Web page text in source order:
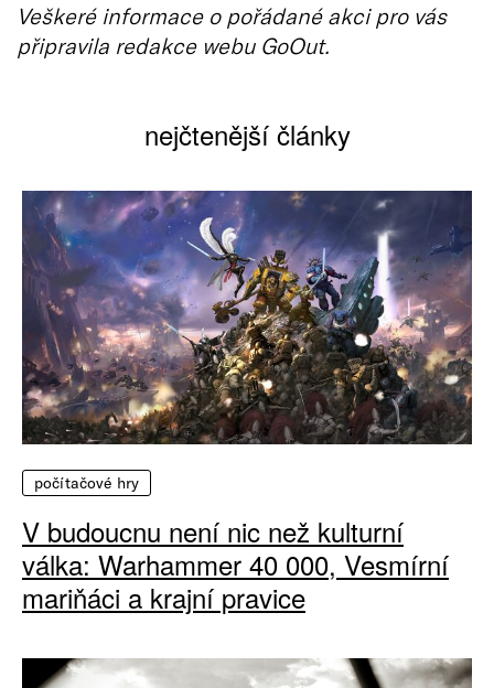
Veškeré informace o pořádané akci pro vás
připravila redakce webu GoOut.
nejčtenější články
počítačové hry
V budoucnu není nic než kulturní
válka: Warhammer 40 000, Vesmírní
mariňáci a krajní pravice